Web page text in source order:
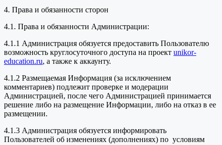
4. Права и обязанности сторон
4.1. Права и обязанности Администрации:
4.1.1 Администрация обязуется предоставить Пользователю
возможность круглосуточного доступа на проект unikor-
education.ru, а также к аккаунту.
4.1.2 Размещаемая Информация (за исключением
комментариев) подлежит проверке и модерации
Администрацией, после чего Администрацией принимается
решение либо на размещение Информации, либо на отказ в ее
размещении.
4.1.3 Администрация обязуется информировать
Пользователей об изменениях (дополнениях) по условиям